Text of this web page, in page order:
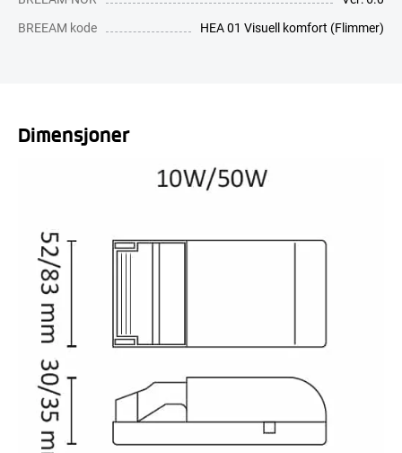
BREEAM kode
HEA 01 Visuell komfort (Flimmer)
Dimensjoner